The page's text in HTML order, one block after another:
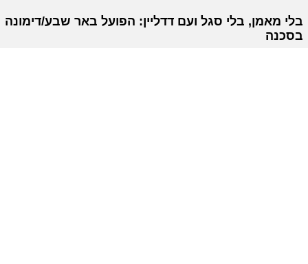
בלי מאמן, בלי סגל ועם דדליין: הפועל באר שבע/דימונה
בסכנה